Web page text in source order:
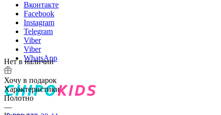
Вконтакте
Facebook
Instagram
Telegram
Viber
Viber
WhatsApp
Нет в наличии
Хочу в подарок
Характеристики
Полотно
—